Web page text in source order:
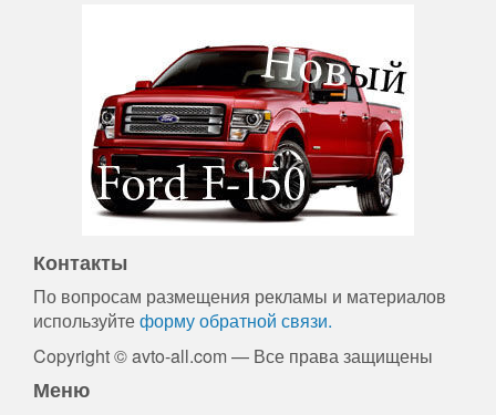
Контакты
По вопросам размещения рекламы и материалов
используйтеформу обратной связи.
Copyright © avto-all.com — Все права защищены
Меню